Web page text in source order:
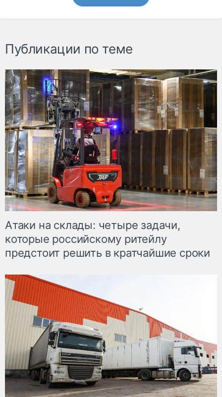
Публикации по теме
Атаки на склады: четыре задачи,
которые российскому ритейлу
предстоит решить в кратчайшие сроки